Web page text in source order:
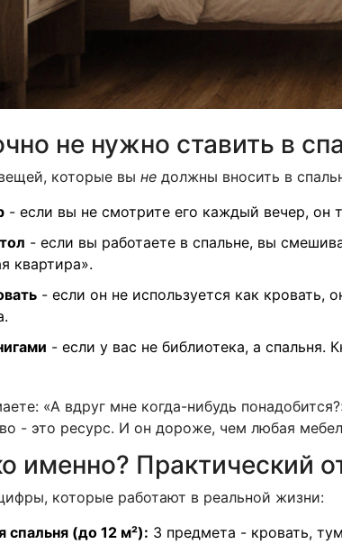
не нужно ставить в
которые вы не должны вносить в
- если вы не смотрите его каждый вечер, он
- если вы работаете в спальне, вы
квартира».
- если он не используется как кровать,
- если у вас не библиотека, а спальня.
«А вдруг мне когда-нибудь
- это ресурс. И он дороже, чем любая
именно? Практический
которые работают в реальной жизни:
спальня (до 12 м²): 3 предмета - кровать,